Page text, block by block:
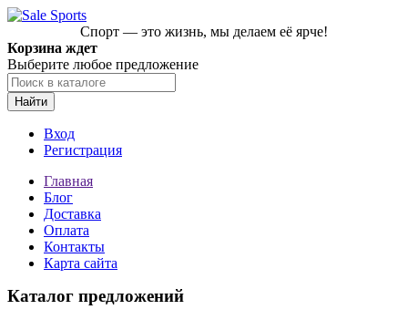
Спорт — это жизнь, мы делаем её ярче!
Корзина ждет
Выберите любое предложение
Найти
Вход
Регистрация
Главная
Блог
Доставка
Оплата
Контакты
Карта сайта
Каталог предложений